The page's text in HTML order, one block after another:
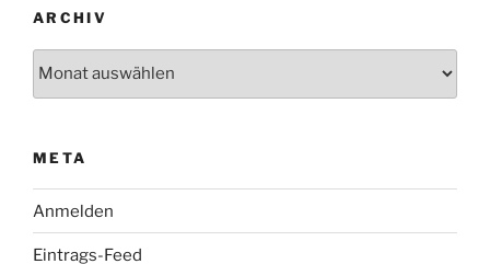
ARCHIV
META
Anmelden
Eintrags-Feed